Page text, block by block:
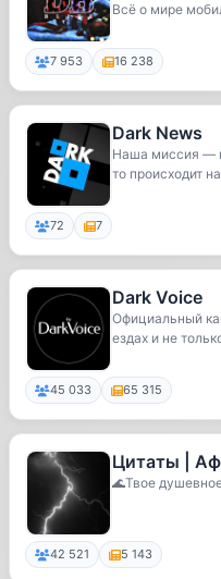
Всё о мире
7 953 16 238
Dark News
Наша миссия —
то происходит
72 7
Dark Voice
Официальный
ездах и не
45 033 65 315
Цитаты |
🌊Твое
42 521 5 143